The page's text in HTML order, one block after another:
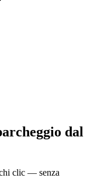
dal
clic — senza